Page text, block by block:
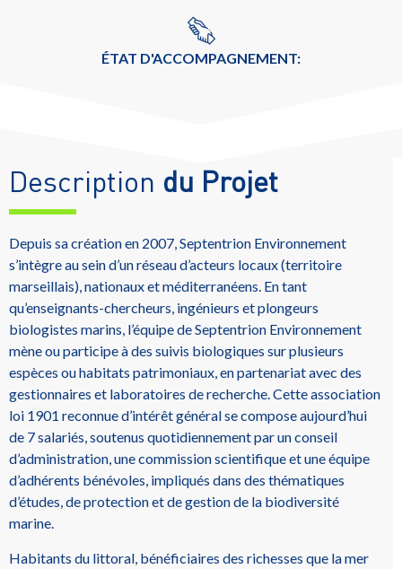
ÉTAT D'ACCOMPAGNEMENT:
Description du Projet
Depuis sa création en 2007, Septentrion Environnement
s’intègre au sein d’un réseau d’acteurs locaux (territoire
marseillais), nationaux et méditerranéens. En tant
qu’enseignants-chercheurs, ingénieurs et plongeurs
biologistes marins, l’équipe de Septentrion Environnement
mène ou participe à des suivis biologiques sur plusieurs
espèces ou habitats patrimoniaux, en partenariat avec des
gestionnaires et laboratoires de recherche. Cette association
loi 1901 reconnue d’intérêt général se compose aujourd’hui
de 7 salariés, soutenus quotidiennement par un conseil
d’administration, une commission scientifique et une équipe
d’adhérents bénévoles, impliqués dans des thématiques
d’études, de protection et de gestion de la biodiversité
marine.
Habitants du littoral, bénéficiaires des richesses que la mer